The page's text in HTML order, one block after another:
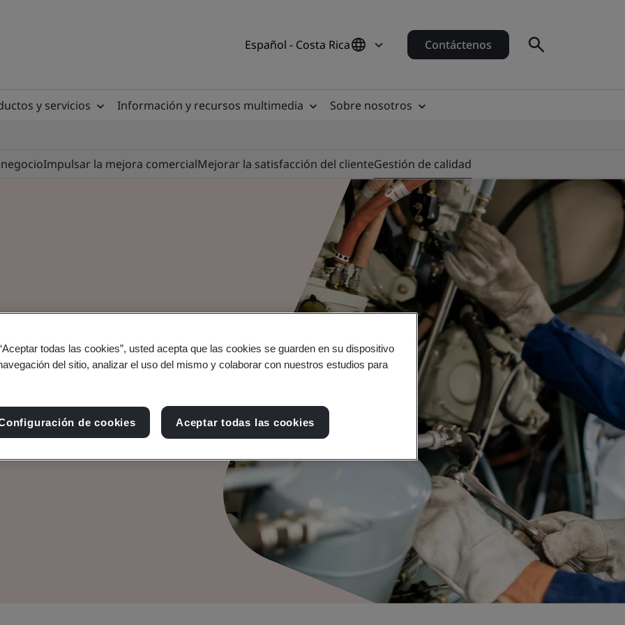
Español - Costa Rica Contáctenos
y servicios Información y recursos multimedia
Sobre nosotros
Impulsar la mejora comercialMejorar la satisfacción del clienteGestión de calidad
y mejore las
gama de
todas las cookies”, usted acepta que las cookies se guarden en su dispositivo
del sitio, analizar el uso del mismo y colaborar con nuestros estudios para
de cookies Aceptar todas las cookies